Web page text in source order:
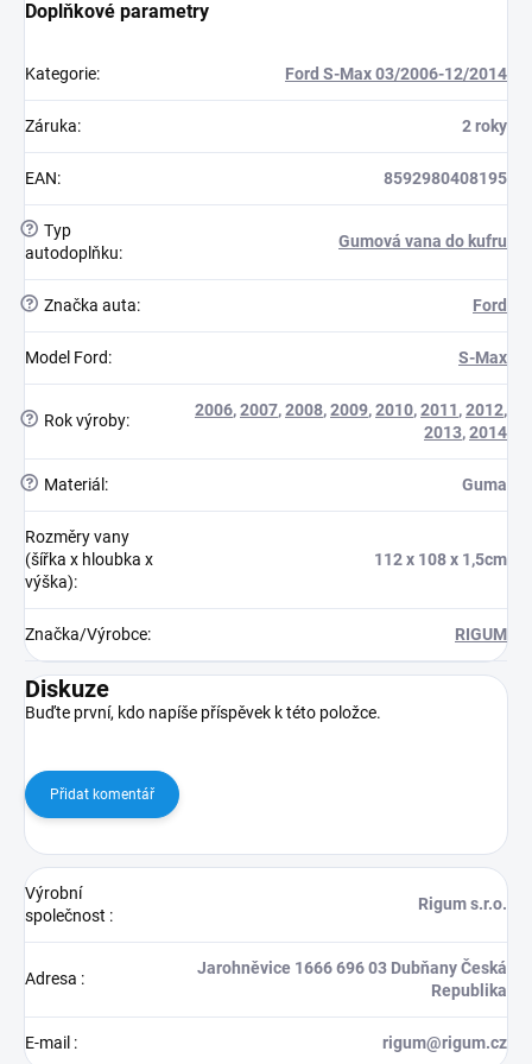
Doplňkové parametry
Kategorie: Ford S-Max 03/2006-12/2014
Záruka: 2 roky
EAN: 8592980408195
? Typ
autodoplňku:
Gumová vana do kufru
? Značka auta: Ford
Model Ford: S-Max
? Rok výroby:
2006,2007,2008,2009,2010,2011,2012,
2013,2014
? Materiál : Guma
Rozměry vany
(šířka x hloubka x
výška):
112 x 108 x 1,5cm
Značka/Výrobce: RIGUM
Diskuze
Buďte první, kdo napíše příspěvek k této položce.
Přidat komentář
Výrobní
společnost :
Rigum s.r.o.
Adresa :
Jarohněvice 1666 696 03 Dubňany Česká
Republika
E-mail : rigum@rigum.cz